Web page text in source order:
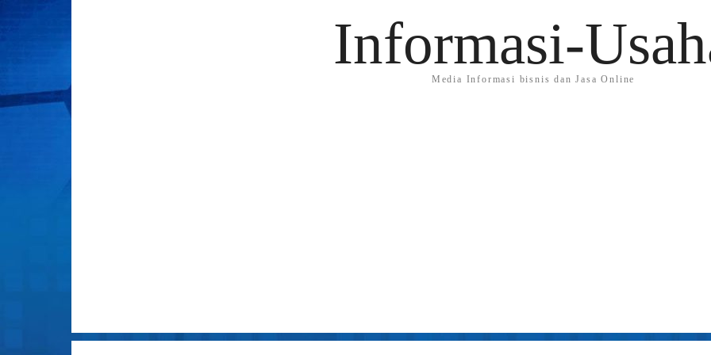
Informasi-
Media Informasi bisnis dan Jasa Online